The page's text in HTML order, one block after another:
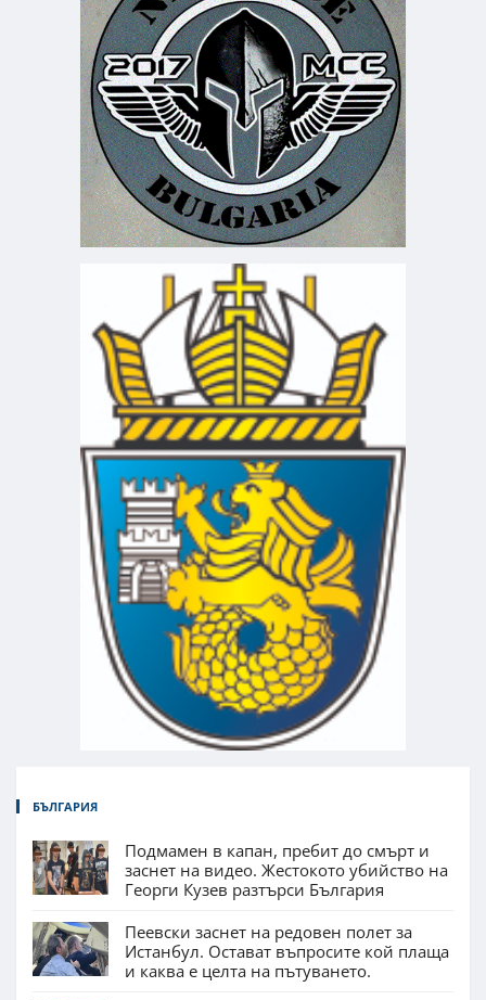
БЪЛГАРИЯ
Подмамен в капан, пребит до смърт и
заснет на видео. Жестокото убийство на
Георги Кузев разтърси България
Пеевски заснет на редовен полет за
Истанбул. Остават въпросите кой плаща
и каква е целта на пътуването.